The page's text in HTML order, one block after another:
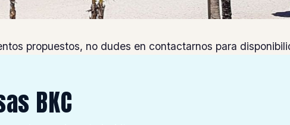
propuestos, no dudes en contactarnos para
BKC